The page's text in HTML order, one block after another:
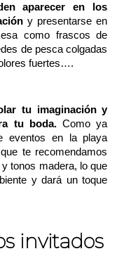
aparecer en los
y presentarse en
como frascos de
de pesca colgadas
fuertes….
tu imaginación y
tu boda.Como ya
eventos en la playa
te recomendamos
tonos madera, lo que
y dará un toque
invitados